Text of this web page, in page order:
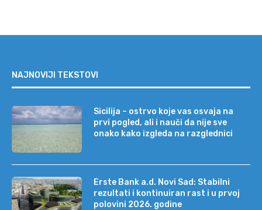
NAJNOVIJI TEKSTOVI
Sicilija – ostrvo koje vas osvaja na
prvi pogled, ali i nauči da nije sve
onako kako izgleda na razglednici
Erste Bank a.d. Novi Sad: Stabilni
rezultati i kontinuiran rast i u prvoj
polovini 2026. godine